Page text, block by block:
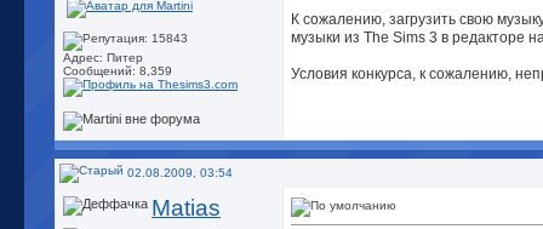
Адрес: Питер
Сообщений: 8,359
К сожалению, загрузить свою
музыки из The Sims 3 в редакторе
Условия конкурса, к сожалению,
02.08.2009, 03:54
Matias